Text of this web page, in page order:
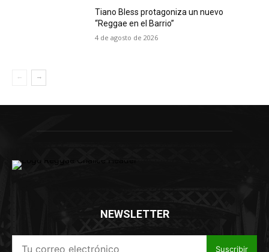
Tiano Bless protagoniza un nuevo
“Reggae en el Barrio”
4 de agosto de 2026
NEWSLETTER
Suscribir